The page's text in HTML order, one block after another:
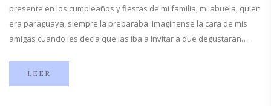
presente en los cumpleaños y fiestas de mi familia, mi abuela, quien
era paraguaya, siempre la preparaba. Imagínense la cara de mis
amigas cuando les decía que las iba a invitar a que degustaran…
LEER